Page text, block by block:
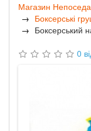
Магазин Непоседа
Боксерські
Боксерський
0